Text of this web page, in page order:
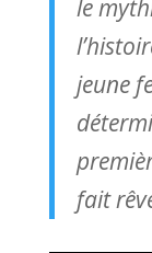
le
jeune
fait